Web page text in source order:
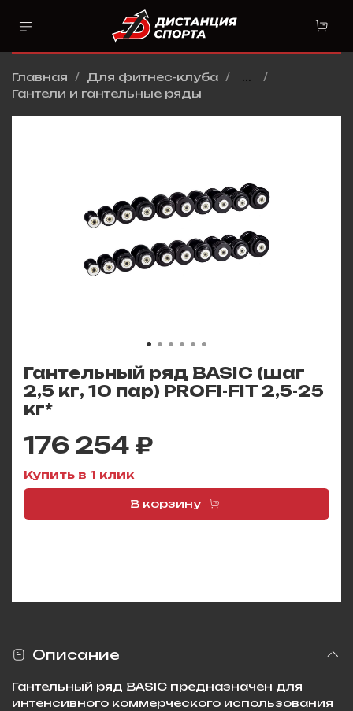
Главная Для фитнес-клуба
...
Гантели и гантельные ряды
Гантельный ряд BASIC (шаг
2,5 кг, 10 пар) PROFI-FIT 2,5-25
кг*
176 254 ₽
Купить в 1 клик
В корзину
Описание
Гантельный ряд BASIC предназначен для
интенсивного коммерческого использования